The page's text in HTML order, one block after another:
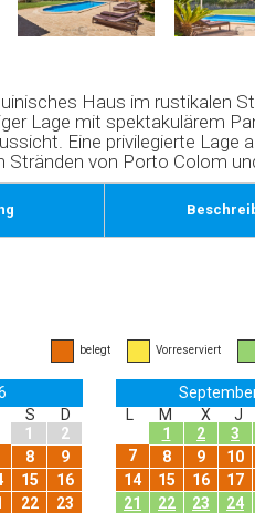
Haus im rustikalen
Lage mit spektakulärem
Eine privilegierte Lage
Stränden von Porto Colom
belegt Vorreserviert
S
D
1
2
8
9
15
16
22
23
M X J
1
2 3
7
8 9 10
14
15 16 17
21
22 23 24